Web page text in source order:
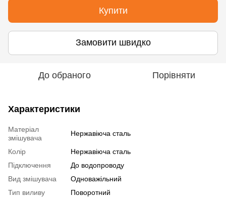
Купити
Замовити швидко
До обраного Порівняти
Характеристики
Матеріал
змішувача
Нержавіюча сталь
Колір
Нержавіюча сталь
Підключення
До водопроводу
Вид змішувача
Одноважільний
Тип виливу
Поворотний